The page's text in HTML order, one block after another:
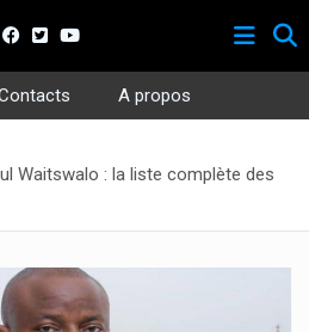
A propos
Waitswalo : la liste complète des